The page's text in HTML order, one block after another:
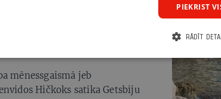
mēnessgaismā jeb
Hičkoks satika Getsbiju
PIEKRIST
RĀDĪT